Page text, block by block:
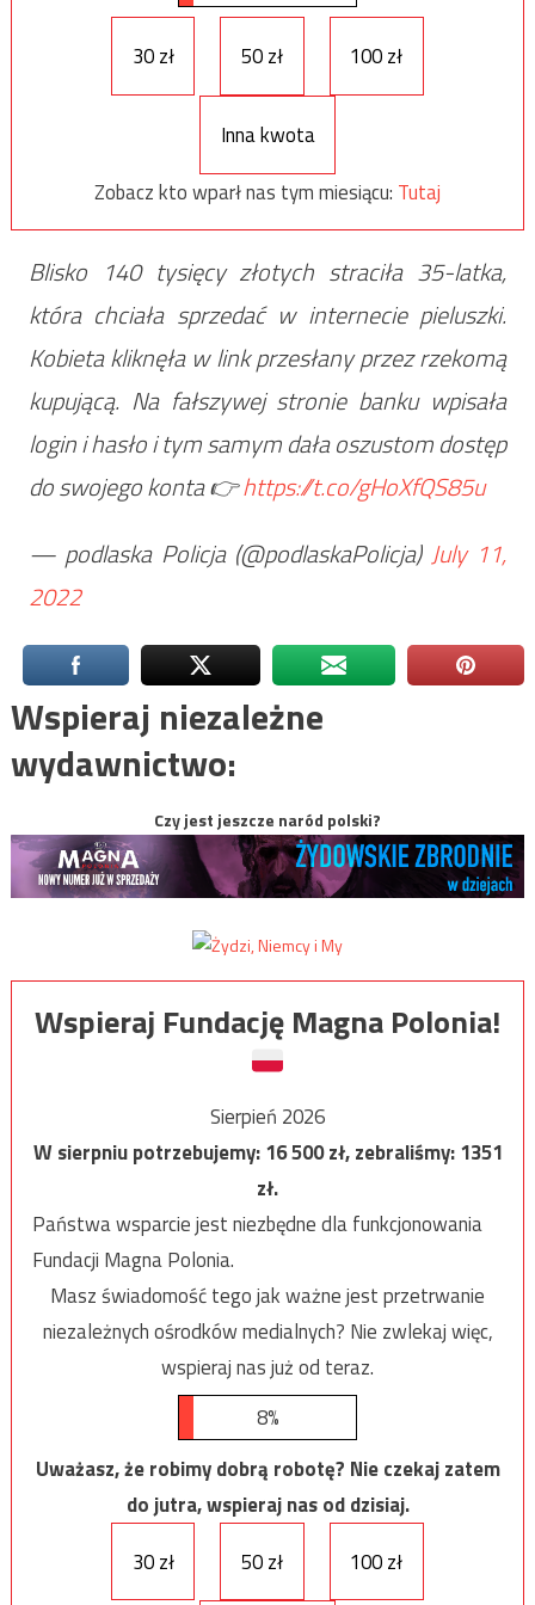
30 zł 50 zł 100 zł
Inna kwota
Zobacz kto wparł nas tym miesiącu: Tutaj
Blisko 140 tysięcy złotych straciła 35-latka,
która chciała sprzedać w internecie pieluszki.
Kobieta kliknęła w link przesłany przez rzekomą
kupującą. Na fałszywej stronie banku wpisała
login i hasło i tym samym dała oszustom dostęp
do swojego konta 👉https://t.co/gHoXfQS85u
— podlaska Policja (@podlaskaPolicja) July 11,
2022
Wspieraj niezależne
wydawnictwo:
Czy jest jeszcze naród polski?
Wspieraj Fundację Magna Polonia!
Sierpień 2026
W sierpniu potrzebujemy:16 500zł, zebraliśmy:1351
zł.
Państwa wsparcie jest niezbędne dla funkcjonowania
Fundacji Magna Polonia.
Masz świadomość tego jak ważne jest przetrwanie
niezależnych ośrodków medialnych? Nie zwlekaj więc,
wspieraj nas już od teraz.
8%
Uważasz, że robimy dobrą robotę? Nie czekaj zatem
do jutra, wspieraj nas od dzisiaj.
30 zł
50 zł 100 zł